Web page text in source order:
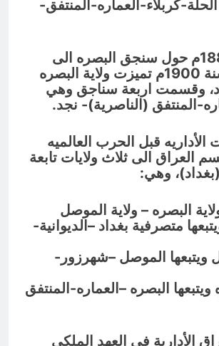
الحلة-كربلاء-العماره-المنتفق-
وفي سنة 1884م حول سنجق البصره الى
ولايه. وفي سنة 1900م تميزت ولاية البصره
وقسمت اربعة سناجق وهي
المنتفق (الناصرية)- نجد.
الأداريه قبل الحرب العالميه
العراق الى ثلاث ولايات تابعة
وهي:
البصره – ولاية الموصل
متصرفية بغداد –الديوانية-
ويتبعها الموصل –شهرزور-
ويتبعها البصره –العماره-المنتفق
الأدارية في العهد الملكي